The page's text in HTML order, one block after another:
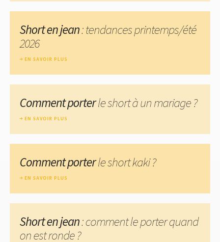
Short en jean: tendances printemps/été
2026
EN SAVOIR PLUS
Comment porterle short à un mariage ?
EN SAVOIR PLUS
Comment porterle short kaki ?
EN SAVOIR PLUS
Short en jean: comment le porter quand
on est ronde ?